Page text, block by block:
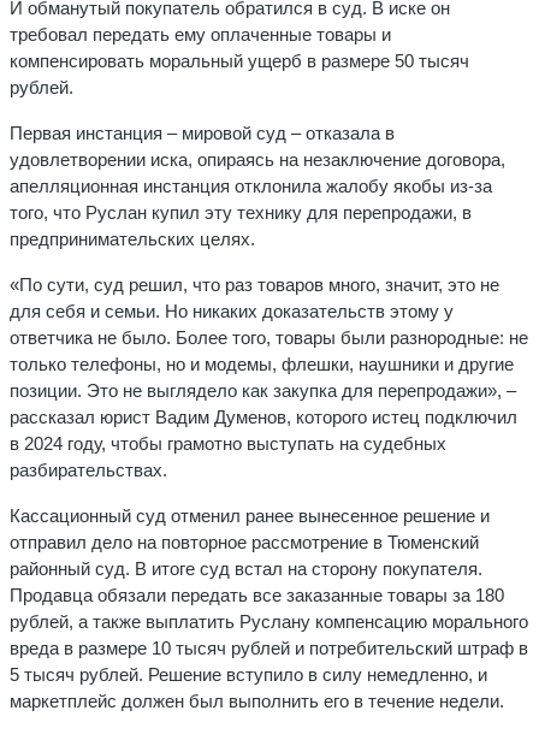
И обманутый покупатель обратился в суд. В иске он
требовал передать ему оплаченные товары и
компенсировать моральный ущерб в размере 50 тысяч
рублей.
Первая инстанция – мировой суд – отказала в
удовлетворении иска, опираясь на незаключение договора,
апелляционная инстанция отклонила жалобу якобы из-за
того, что Руслан купил эту технику для перепродажи, в
предпринимательских целях.
«По сути, суд решил, что раз товаров много, значит, это не
для себя и семьи. Но никаких доказательств этому у
ответчика не было. Более того, товары были разнородные: не
только телефоны, но и модемы, флешки, наушники и другие
позиции. Это не выглядело как закупка для перепродажи», –
рассказал юрист Вадим Думенов, которого истец подключил
в 2024 году, чтобы грамотно выступать на судебных
разбирательствах.
Кассационный суд отменил ранее вынесенное решение и
отправил дело на повторное рассмотрение в Тюменский
районный суд. В итоге суд встал на сторону покупателя.
Продавца обязали передать все заказанные товары за 180
рублей, а также выплатить Руслану компенсацию морального
вреда в размере 10 тысяч рублей и потребительский штраф в
5 тысяч рублей. Решение вступило в силу немедленно, и
маркетплейс должен был выполнить его в течение недели.